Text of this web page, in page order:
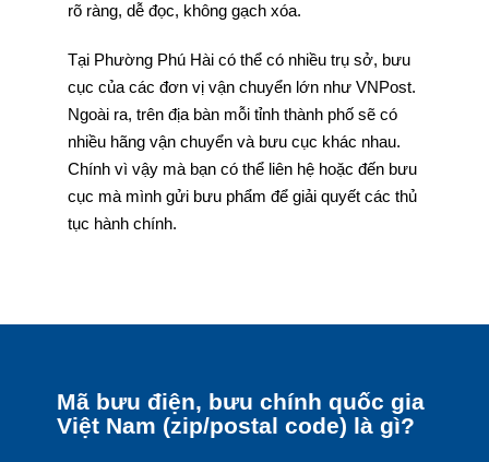
rõ ràng, dễ đọc, không gạch xóa.
Tại Phường Phú Hài có thể có nhiều trụ sở, bưu
cục của các đơn vị vận chuyển lớn như VNPost.
Ngoài ra, trên địa bàn mỗi tỉnh thành phố sẽ có
nhiều hãng vận chuyển và bưu cục khác nhau.
Chính vì vậy mà bạn có thể liên hệ hoặc đến bưu
cục mà mình gửi bưu phẩm để giải quyết các thủ
tục hành chính.
Mã bưu điện, bưu chính quốc gia
Việt Nam (zip/postal code) là gì?